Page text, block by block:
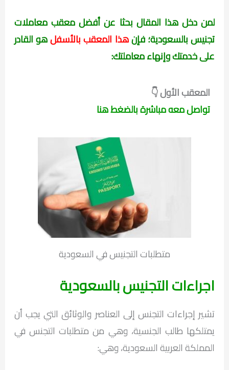
لمن دخل هذا المقال بحثا عن أفضل معقب معاملات
تجنيس بالسعودية؛ فإنهذا المعقب بالأسفلهو القادر
على خدمتك وإنهاء معاملتك:
المعقب الأول 👇
تواصل معه مباشرة بالضغط هنا
متطلبات التجنيس في السعودية
اجراءات التجنيس بالسعودية
تشير إجراءات التجنس إلى العناصر والوثائق التي يجب أن
يمتلكها طالب الجنسية، وهي من متطلبات التجنس في
المملكة العربية السعودية، وهي: